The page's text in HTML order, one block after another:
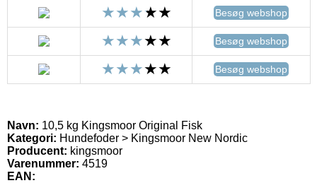
Besøg webshop
Besøg webshop
Besøg webshop
Navn: 10,5 kg Kingsmoor Original Fisk
Kategori: Hundefoder > Kingsmoor New Nordic
Producent: kingsmoor
Varenummer: 4519
EAN: